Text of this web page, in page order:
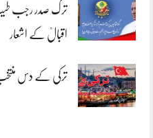
ترک صدر رجب
اقبالؒ کے اشعار
ترکی کے دس